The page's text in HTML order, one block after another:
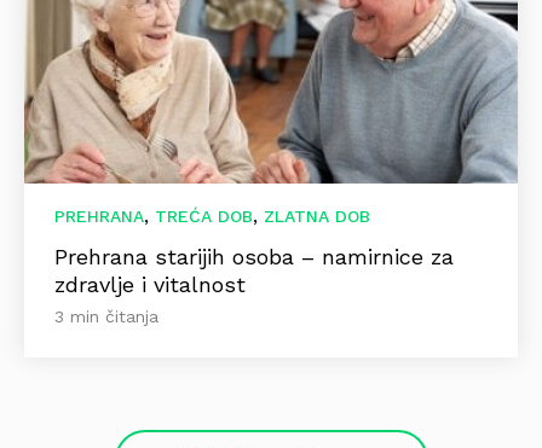
PREHRANA, TREĆA DOB, ZLATNA DOB
Prehrana starijih osoba – namirnice za
zdravlje i vitalnost
3 min čitanja